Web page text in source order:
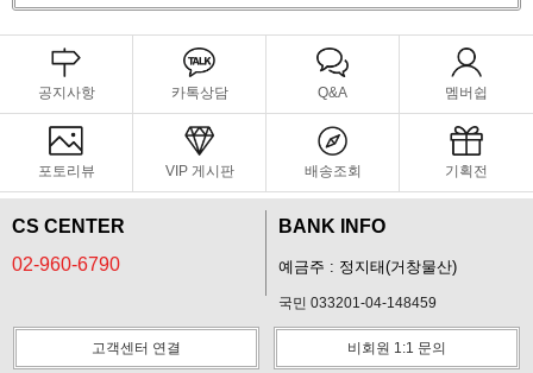
공지사항 카톡상담 Q&A 멤버쉽
포토리뷰 VIP 게시판 배송조회 기획전
CS CENTER
02-960-6790
BANK INFO
예금주 : 정지태(거창물산)
국민 033201-04-148459
고객센터 연결 비회원 1:1 문의